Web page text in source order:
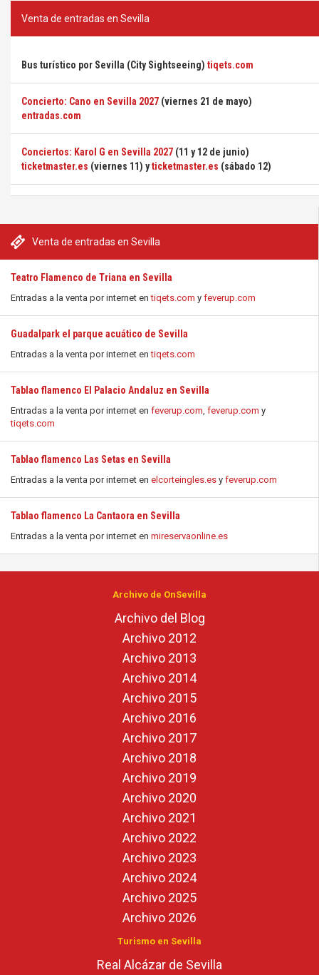
Venta de entradas en Sevilla
Teatro Flamenco de Triana en Sevilla
Entradas a la venta por internet entiqets.com y feverup.com
Guadalpark el parque acuático de Sevilla
Entradas a la venta por internet entiqets.com
Tablao flamenco El Palacio Andaluz en Sevilla
Entradas a la venta por internet en feverup.com, feverup.com y
tiqets.com
Tablao flamenco Las Setas en Sevilla
Entradas a la venta por internet en elcorteingles.es y feverup.com
Tablao flamenco La Cantaora en Sevilla
Entradas a la venta por internet en mireservaonline.es
Venta de entradas en Sevilla
Bus turístico por Sevilla (City Sightseeing) tiqets.com
Concierto: Cano en Sevilla 2027 (viernes 21 de mayo)
entradas.com
Conciertos: Karol G en Sevilla 2027 (11 y 12 de junio)
ticketmaster.es (viernes 11) yticketmaster.es (sábado 12)
Archivo de OnSevilla
Archivo del Blog
Archivo 2012
Archivo 2013
Archivo 2014
Archivo 2015
Archivo 2016
Archivo 2017
Archivo 2018
Archivo 2019
Archivo 2020
Archivo 2021
Archivo 2022
Archivo 2023
Archivo 2024
Archivo 2025
Archivo 2026
Turismo en Sevilla
Real Alcázar de Sevilla